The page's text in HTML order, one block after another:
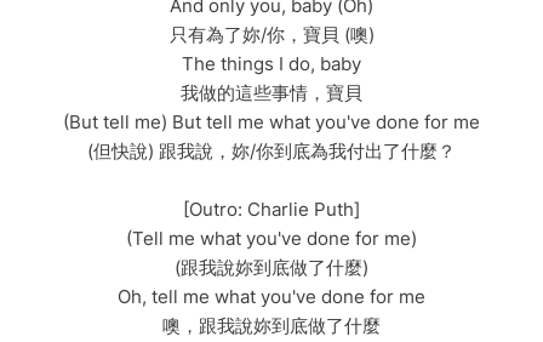
And only you, baby (Oh)
只有為了妳/你，寶貝 (噢)
The things I do, baby
我做的這些事情，寶貝
(But tell me) But tell me what you've done for me
(但快說) 跟我說，妳/你到底為我付出了什麼？
[Outro: Charlie Puth]
(Tell me what you've done for me)
(跟我說妳到底做了什麼)
Oh, tell me what you've done for me
噢，跟我說妳到底做了什麼